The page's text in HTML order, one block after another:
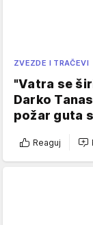
ZVEZDE I TRAČEVI
"Vatra se
Darko
požar guta
Reaguj